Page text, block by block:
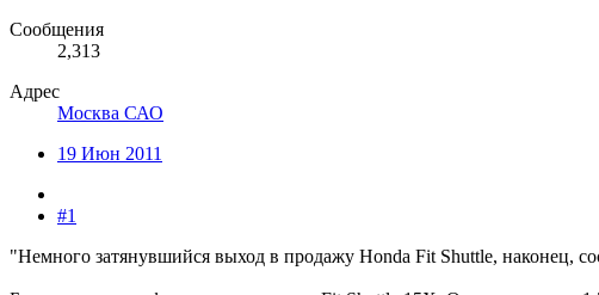
Сообщения
2,313
Адрес
Москва САО
19 Июн 2011
#1
"Немного затянувшийся выход в продажу Honda Fit Shuttle, наконец,